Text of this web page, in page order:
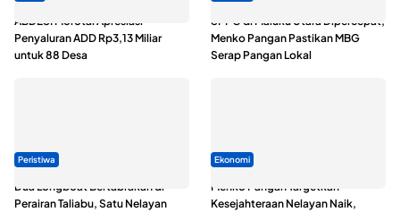
ABDESI Morotai Apresiasi
Penyaluran ADD Rp3,13 Miliar
untuk 88 Desa
SPPG di Maluku Utara Dipercepat,
Menko Pangan Pastikan MBG
Serap Pangan Lokal
Peristiwa
Dua Longboat Bertabrakan di
Perairan Taliabu, Satu Nelayan
Ekonomi
Menko Pangan Targetkan
Kesejahteraan Nelayan Naik,